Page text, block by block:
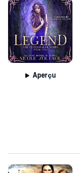
Aperçu